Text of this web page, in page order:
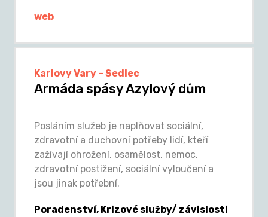
web
Karlovy Vary – Sedlec
Armáda spásy Azylový dům
Posláním služeb je naplňovat sociální,
zdravotní a duchovní potřeby lidí, kteří
zažívají ohrožení, osamělost, nemoc,
zdravotní postižení, sociální vyloučení a
jsou jinak potřební.
Poradenství, Krizové služby/ závislosti